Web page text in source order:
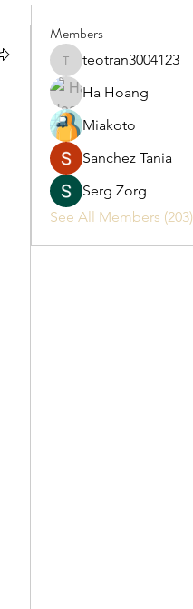
Members
teotran3004123
teotran3004123
Ha Hoang
Miakoto
Sanchez Tania
Serg Zorg
See All Members (203)